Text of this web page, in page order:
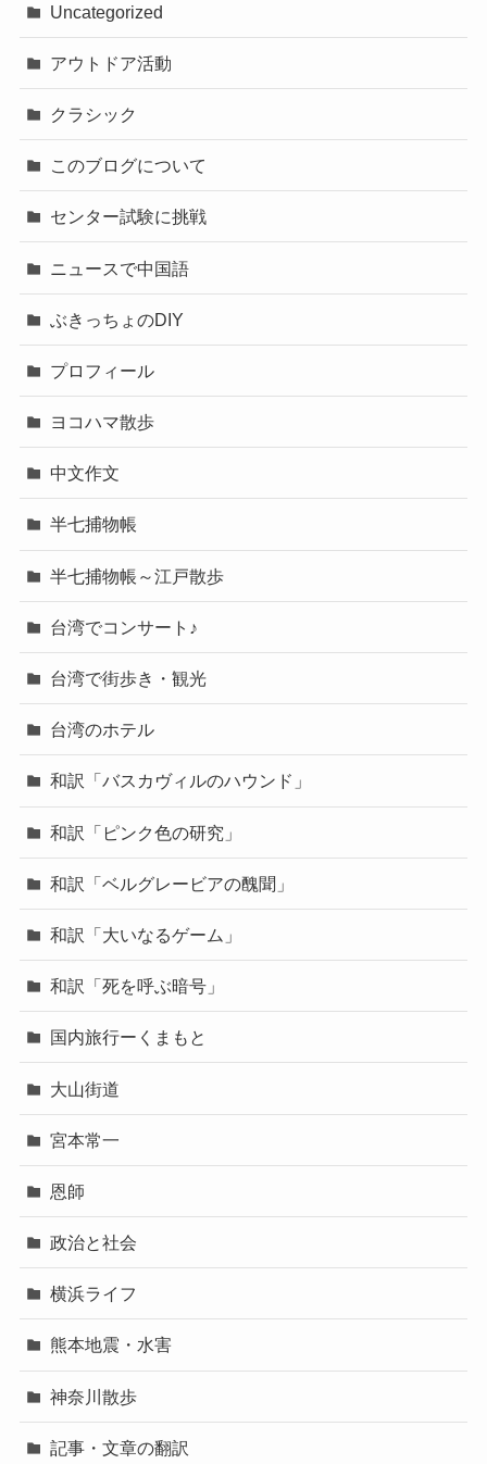
Uncategorized
アウトドア活動
クラシック
このブログについて
センター試験に挑戦
ニュースで中国語
ぶきっちょのDIY
プロフィール
ヨコハマ散歩
中文作文
半七捕物帳
半七捕物帳～江戸散歩
台湾でコンサート♪
台湾で街歩き・観光
台湾のホテル
和訳「バスカヴィルのハウンド」
和訳「ピンク色の研究」
和訳「ベルグレービアの醜聞」
和訳「大いなるゲーム」
和訳「死を呼ぶ暗号」
国内旅行ーくまもと
大山街道
宮本常一
恩師
政治と社会
横浜ライフ
熊本地震・水害
神奈川散歩
記事・文章の翻訳